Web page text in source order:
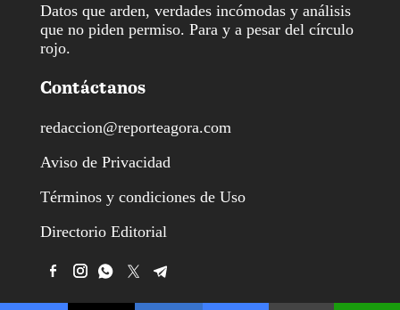
Datos que arden, verdades incómodas y análisis
que no piden permiso. Para y a pesar del círculo
rojo.
Contáctanos
redaccion@reporteagora.com
Aviso de Privacidad
Términos y condiciones de Uso
Directorio Editorial